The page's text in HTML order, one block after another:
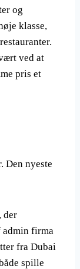
og
klasse,
ved at
pris et
Den nyeste
der
admin firma
fra Dubai
spille